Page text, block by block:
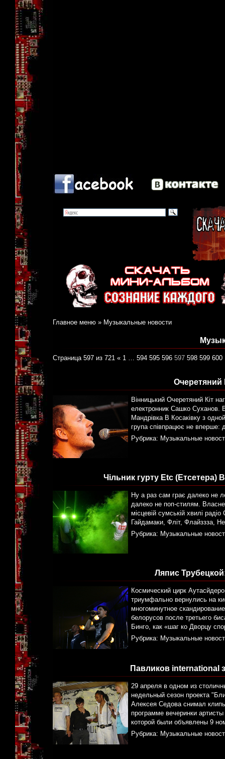
Главное меню » Музыкальные новости
Страница 597 из 721 « 1 … 594 595 596 597 598 599 600
Очеретяний
Вінницький Очеретяний Кіт
електронник Сашко Суханов.
Мандрівка В Косаківку з
група співпрацює не вперше:
Рубрика: Музыкальные
Чільник гурту Etc (Етсетера)
Ну а раз сам грає далеко не
далеко не поп-стилям.
місцевій сумській хвилі
Гайдамаки, Фліт, Флайззза,
Рубрика: Музыкальные
Ляпис
Космический цирк
триумфально вернулись на
многоминутное
белорусов после третьего
Бинго, как «шаг ко Дворцу
Рубрика: Музыкальные
Павликов international
29 апреля в одном из
недельный сезон проекта
Алексея Седова снимал
программе вечеринки
которой были объявлены 9
Рубрика: Музыкальные